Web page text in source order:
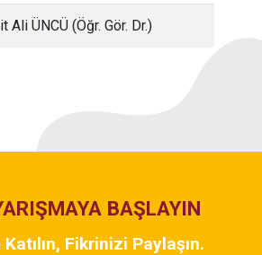
Ali ÜNCÜ (Öğr. Gör. Dr.)
BAŞLAYIN
Fikrinizi Paylaşın.